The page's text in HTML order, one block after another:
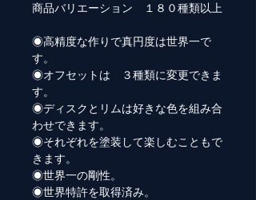
商品バリエーション １８０種類以上
◉高精度な作りで真円度は世界一で
す。
◉オフセットは ３種類に変更できま
す。
◉ディスクとリムは好きな色を組み合
わせできます。
◉それぞれを塗装して楽しむこともで
きます。
◉世界一の剛性。
◉世界特許を取得済み。